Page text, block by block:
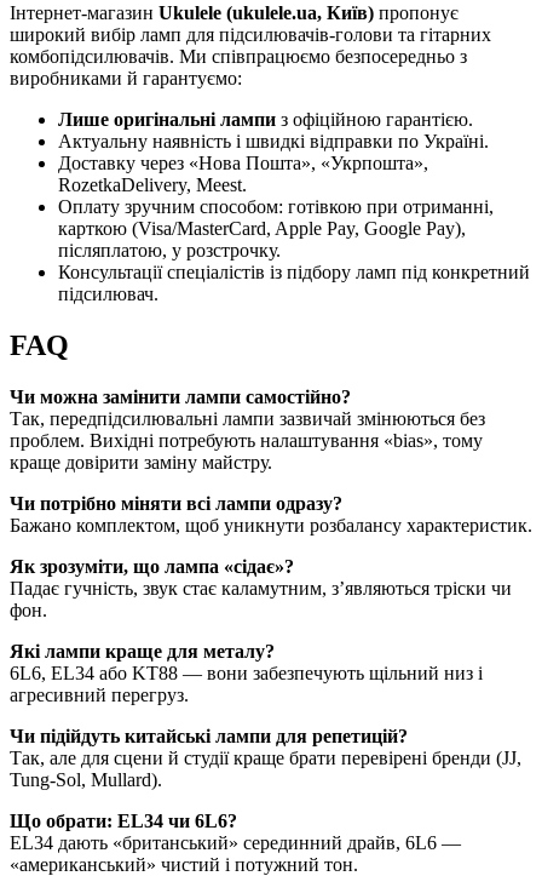
Інтернет-магазин Ukulele (ukulele.ua, Київ) пропонує
широкий вибір ламп для підсилювачів-голови та гітарних
комбопідсилювачів. Ми співпрацюємо безпосередньо з
виробниками й гарантуємо:
Лише оригінальні лампи з офіційною гарантією.
Актуальну наявність і швидкі відправки по Україні.
Доставку через «Нова Пошта», «Укрпошта»,
RozetkaDelivery, Meest.
Оплату зручним способом: готівкою при отриманні,
карткою (Visa/MasterCard, Apple Pay, Google Pay),
післяплатою, у розстрочку.
Консультації спеціалістів із підбору ламп під конкретний
підсилювач.
FAQ
Чи можна замінити лампи самостійно?
Так, передпідсилювальні лампи зазвичай змінюються без
проблем. Вихідні потребують налаштування «bias», тому
краще довірити заміну майстру.
Чи потрібно міняти всі лампи одразу?
Бажано комплектом, щоб уникнути розбалансу характеристик.
Як зрозуміти, що лампа «сідає»?
Падає гучність, звук стає каламутним, з’являються тріски чи
фон.
Які лампи краще для металу?
6L6, EL34 або KT88 — вони забезпечують щільний низ і
агресивний перегруз.
Чи підійдуть китайські лампи для репетицій?
Так, але для сцени й студії краще брати перевірені бренди (JJ,
Tung-Sol, Mullard).
Що обрати: EL34 чи 6L6?
EL34 дають «британський» серединний драйв, 6L6 —
«американський» чистий і потужний тон.